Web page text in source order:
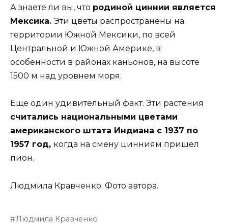
А знаете ли вы, что родиной циннии является
Мексика. Эти цветы распространены на
территории Южной Мексики, по всей
Центральной и Южной Америке, в
особенности в районах каньонов, на высоте
1500 м над уровнем моря.
Еще один удивительный факт. Эти растения
считались национальными цветами
американского штата Индиана с 1937 по
1957 год, когда на смену цинниям пришел
пион.
Людмила Кравченко. Фото автора.
Людмила Кравченко